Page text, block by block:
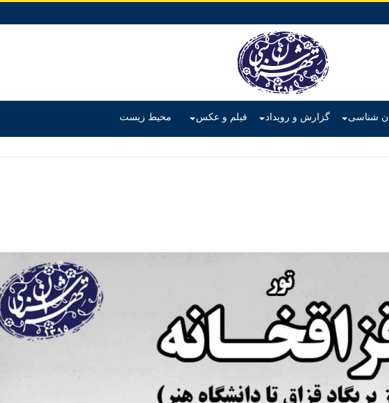
شناسی گزارش و رویداد فیلم و عکس محیط زیست